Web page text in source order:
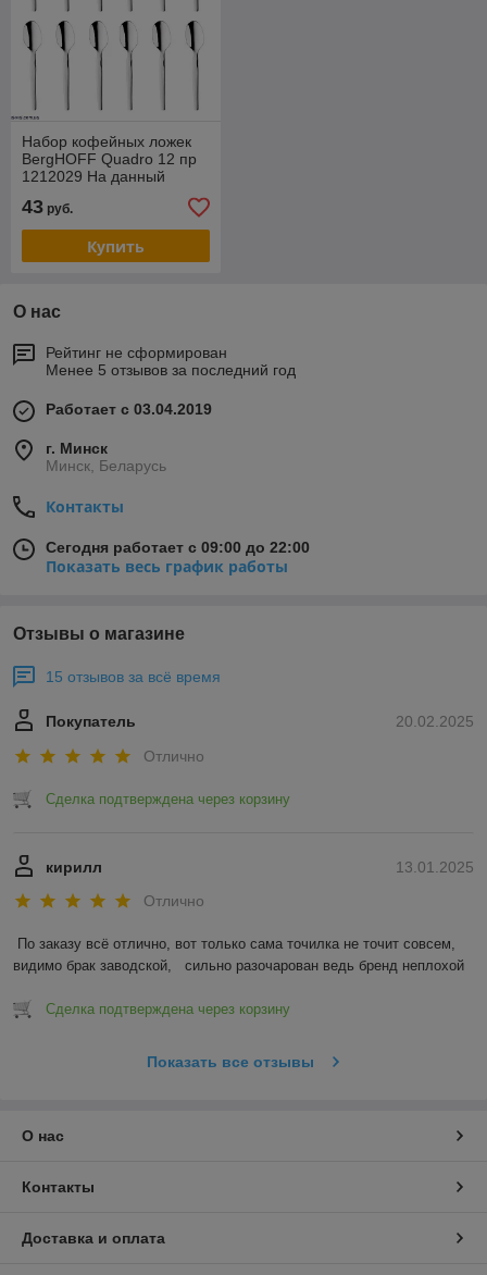
Набор кофейных ложек
BergHOFF Quadro 12 пр
1212029 На данный
товар возможна скидка .
Звоните !
43 руб.
Купить
О нас
Рейтинг не сформирован
Менее 5 отзывов за последний год
Работает с 03.04.2019
г. Минск
Минск, Беларусь
Контакты
Сегодня работает с 09:00 до 22:00
Показать весь график работы
Отзывы о магазине
15 отзывов за всё время
20.02.2025
Покупатель
Отлично
Сделка подтверждена через корзину
13.01.2025
кирилл
Отлично
По заказу всё отлично, вот только сама точилка не точит совсем,
видимо брак заводской,   сильно разочарован ведь бренд неплохой
Сделка подтверждена через корзину
Показать все отзывы
О нас
Контакты
Доставка и оплата